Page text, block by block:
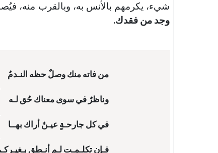
شيء، يكرمهم بالأُنس به، وبالقرب منه،
وجد من فقدك.